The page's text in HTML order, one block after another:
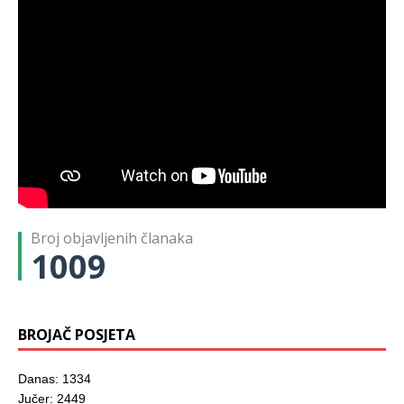
Broj objavljenih članaka
1009
BROJAČ POSJETA
Danas: 1334
Jučer: 2449